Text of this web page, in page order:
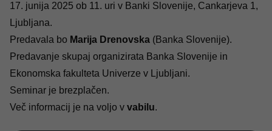
17. junija 2025 ob 11. uri v Banki Slovenije, Cankarjeva 1,
Ljubljana.
Predavala bo Marija Drenovska (Banka Slovenije).
Predavanje skupaj organizirata Banka Slovenije in
Ekonomska fakulteta Univerze v Ljubljani.
Seminar je brezplačen.
Več informacij je na voljo v vabilu.